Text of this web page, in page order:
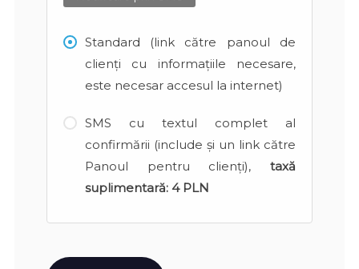
Standard (link către panoul de
clienți cu informațiile necesare,
este necesar accesul la internet)
SMS cu textul complet al
confirmării (include și un link către
Panoul pentru clienți), taxă
suplimentară: 4 PLN